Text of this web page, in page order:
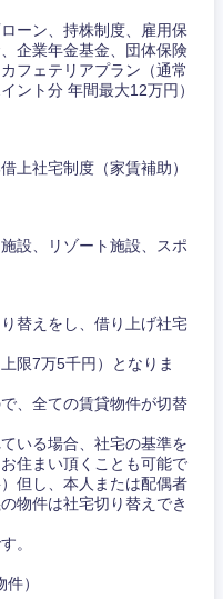
ーン、持株制度、雇用保
企業年金基金、団体保険
フェテリアプラン（通常
ント分 年間最大12万円）
上社宅制度（家賃補助）
設、リゾート施設、スポ
替えをし、借り上げ社宅
限7万5千円）となりま
、全ての賃貸物件が切替
いる場合、社宅の基準を
住まい頂くことも可能で
但し、本人または配偶者
物件は社宅切り替えでき
。
）
長野県